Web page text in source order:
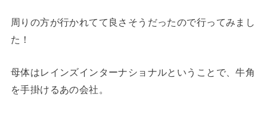
周りの方が行かれてて良さそうだったので行ってみまし
た！
母体はレインズインターナショナルということで、牛角
を手掛けるあの会社。